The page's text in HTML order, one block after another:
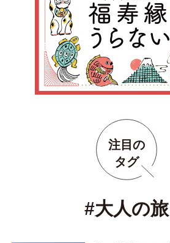
注目の
タグ
#大人の旅